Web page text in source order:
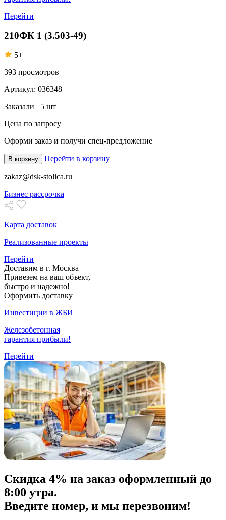
Перейти
210ФК 1 (3.503-49)
5+
393 просмотров
Артикул: 036348
Заказали 5 шт
Цена по запросу
Оформи заказ и получи спец-предложение
В корзину Перейти в корзину
zakaz@dsk-stolica.ru
Бизнес рассрочка
Карта доставок
Реализованные проекты
Перейти
Доставим в г. Москва
Привезем на ваш объект,
быстро и надежно!
Оформить доставку
Инвестиции в ЖБИ
Железобетонная
гарантия прибыли!
Перейти
Скидка 4% на заказ оформленный до
8:00 утра.
Введите номер, и мы перезвоним!